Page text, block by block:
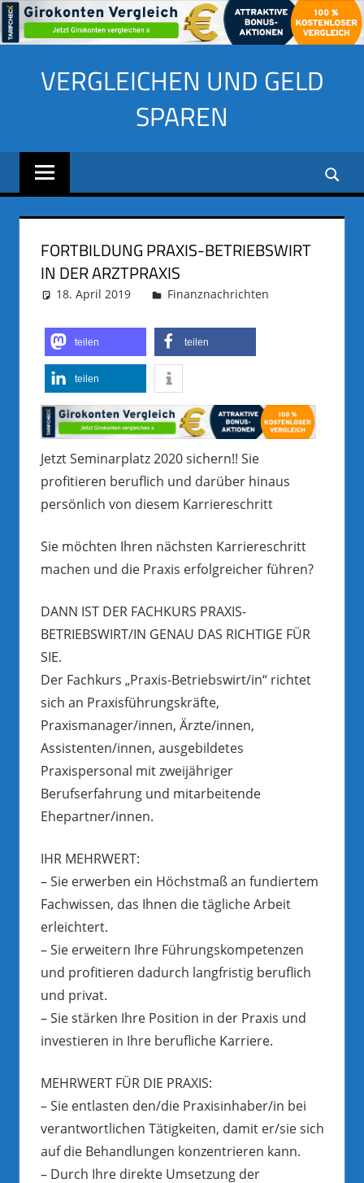
VERGLEICHEN UND GELD
SPAREN
FORTBILDUNG PRAXIS-BETRIEBSWIRT
IN DER ARZTPRAXIS
18. April 2019 adminus
Finanznachrichten
teilen teilen
teilen
Jetzt Seminarplatz 2020 sichern!! Sie
profitieren beruflich und darüber hinaus
persönlich von diesem Karriereschritt
Sie möchten Ihren nächsten Karriereschritt
machen und die Praxis erfolgreicher führen?
DANN IST DER FACHKURS PRAXIS-
BETRIEBSWIRT/IN GENAU DAS RICHTIGE FÜR
SIE.
Der Fachkurs „Praxis-Betriebswirt/in“ richtet
sich an Praxisführungskräfte,
Praxismanager/innen, Ärzte/innen,
Assistenten/innen, ausgebildetes
Praxispersonal mit zweijähriger
Berufserfahrung und mitarbeitende
Ehepartner/innen.
IHR MEHRWERT:
– Sie erwerben ein Höchstmaß an fundiertem
Fachwissen, das Ihnen die tägliche Arbeit
erleichtert.
– Sie erweitern Ihre Führungskompetenzen
und profitieren dadurch langfristig beruflich
und privat.
– Sie stärken Ihre Position in der Praxis und
investieren in Ihre berufliche Karriere.
MEHRWERT FÜR DIE PRAXIS:
– Sie entlasten den/die Praxisinhaber/in bei
verantwortlichen Tätigkeiten, damit er/sie sich
auf die Behandlungen konzentrieren kann.
– Durch Ihre direkte Umsetzung der